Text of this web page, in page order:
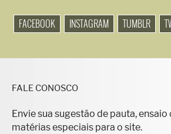
FACEBOOK INSTAGRAM TUMBLR
FALE CONOSCO
Envie sua sugestão de pauta,
matérias especiais para o site.